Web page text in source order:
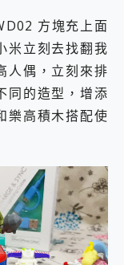
方塊充上面
米立刻去找翻我
人偶，立刻來排
同的造型，增添
樂高積木搭配使